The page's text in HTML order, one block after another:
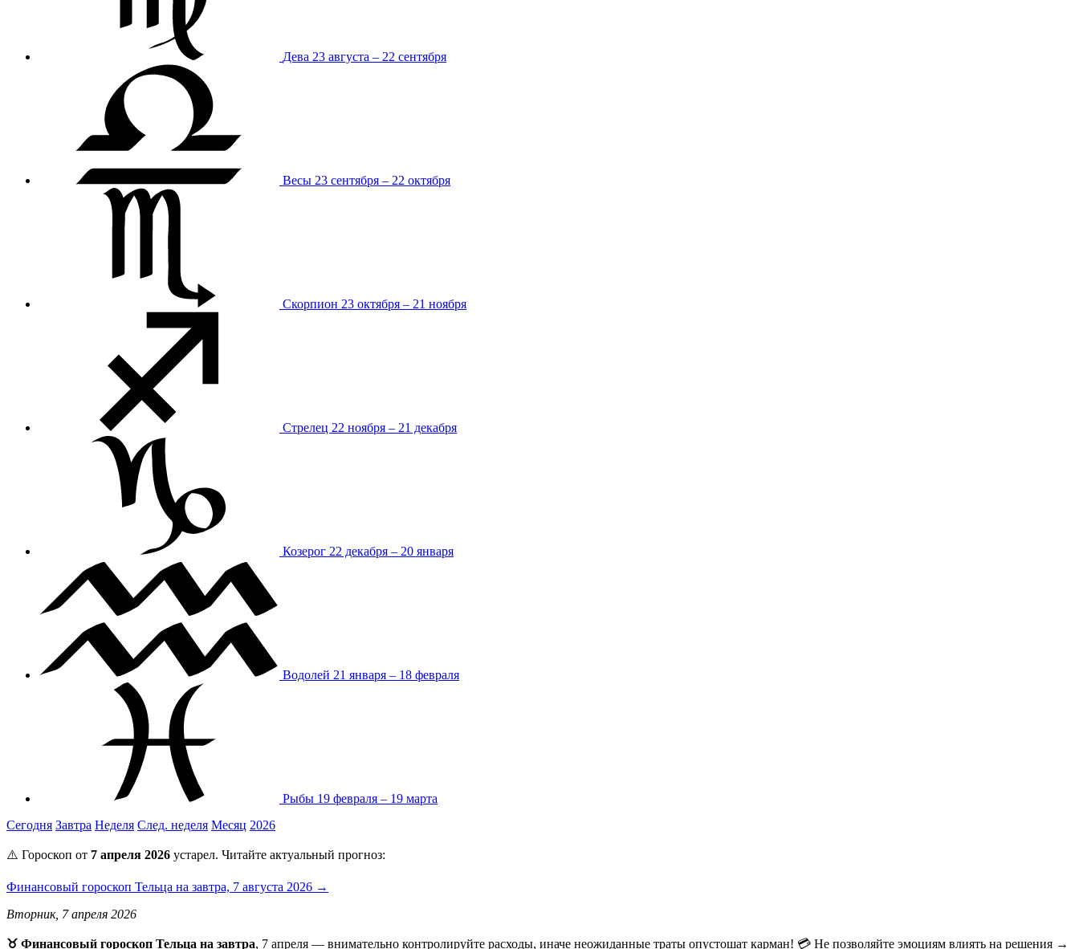
Дева 23 августа – 22 сентября
Весы 23 сентября – 22 октября
Скорпион 23 октября – 21 ноября
Стрелец 22 ноября – 21 декабря
Козерог 22 декабря – 20 января
Водолей 21 января – 18 февраля
Рыбы 19 февраля – 19 марта
Сегодня Завтра Неделя След. неделя Месяц 2026
⚠️ Гороскоп от 7 апреля 2026 устарел. Читайте актуальный прогноз:
Финансовый гороскоп Тельца на завтра, 7 августа 2026 →
Вторник, 7 апреля 2026
♉ Финансовый гороскоп Тельца на завтра, 7 апреля — внимательно контролируйте расходы, иначе неожиданные траты опустошат карман! 💳 Не позволяйте эмоциям влиять на решения →